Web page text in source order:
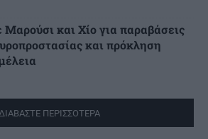
και Χίο για παραβάσεις
και πρόκληση
ΔΙΑΒΑΣΤΕ ΠΕΡΙΣΣΟΤΕΡΑ